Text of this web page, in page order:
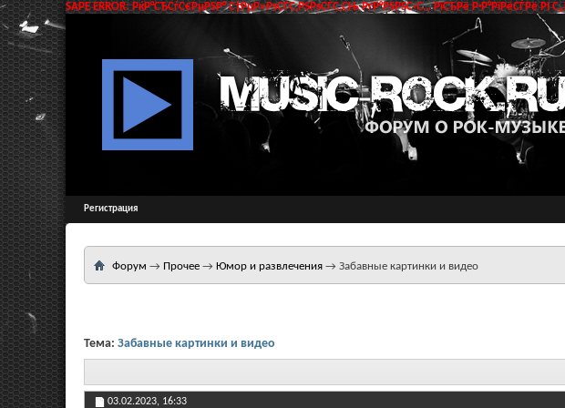
SAPE ERROR: РќР°СЂСѓС€РµРЅР° С†РµР»РѕСЃС‚РЅРѕСЃС‚СЊ РґР°РЅРЅС‹С… РїСЂРё
Регистрация
Форум → Прочее → Юмор и развлечения → Забавные картинки и видео
Тема: Забавные картинки и видео
03.02.2023, 16:33